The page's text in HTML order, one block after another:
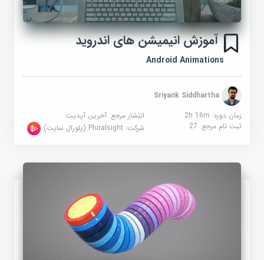
آموزش انیمیشن های اندروید
Android Animations
Sriyank Siddhartha
زمان دوره: 2h 16m
انتشار مرجع:آخرین آپدیت
ثبت نام مرجع:27 شرکت:Pluralsight (پلورال سایت)